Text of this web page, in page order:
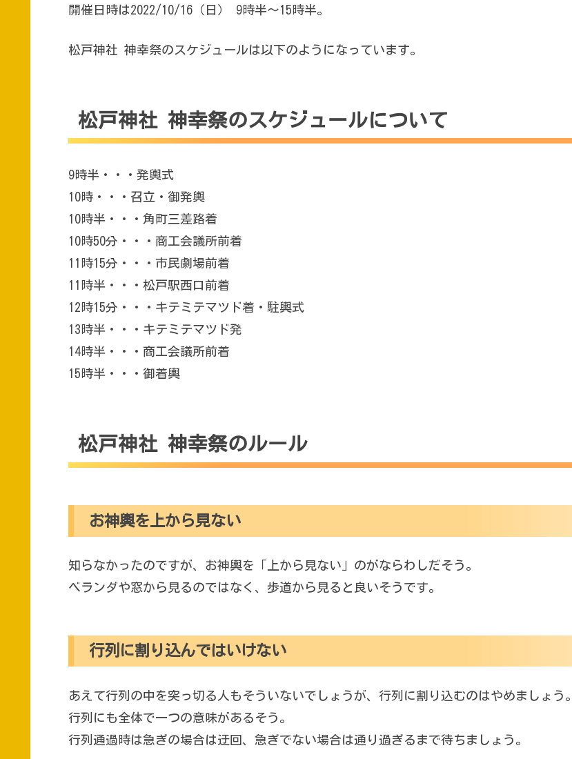
開催日時は2022/10/16（日） 9時半～15時半。
松戸神社 神幸祭のスケジュールは以下のようになっています。
松戸神社 神幸祭のスケジュールについて
9時半・・・発輿式
10時・・・召立・御発輿
10時半・・・角町三差路着
10時50分・・・商工会議所前着
11時15分・・・市民劇場前着
11時半・・・松戸駅西口前着
12時15分・・・キテミテマツド着・駐輿式
13時半・・・キテミテマツド発
14時半・・・商工会議所前着
15時半・・・御着輿
松戸神社 神幸祭のルール
お神輿を上から見ない
知らなかったのですが、お神輿を「上から見ない」のがならわしだそう。
ベランダや窓から見るのではなく、歩道から見ると良いそうです。
行列に割り込んではいけない
あえて行列の中を突っ切る人もそういないでしょうが、行列に割り込むのはやめましょう。
行列にも全体で一つの意味があるそう。
行列通過時は急ぎの場合は迂回、急ぎでない場合は通り過ぎるまで待ちましょう。